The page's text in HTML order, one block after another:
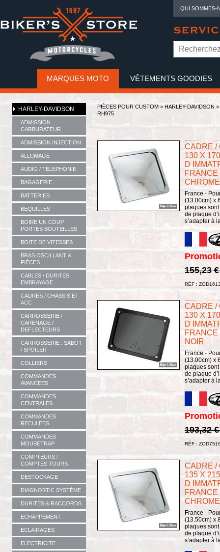
QUI SOMMES-
MARQUES MOTO VÊTEMENTS GOODIES
HARLEY-DAVIDSON
ADMISSION
CARBURATEUR
ADMISSION INJECTION
ALLUMAGE
AUDIO / TELEPHONIE
BAGAGERIE
BATTERIES
BEQUILLES
BOIRE UN COUP !
PORTES BOUTEILLES
BOITE DE VITESSES
BRAS OSCILLANT &
PIÈCES
CABLES / DURITES
EMBRAYAGE
CADRES / CHASSIS ET
ACC
CARROSSERIE /
CARENAGE /
DEFLECTEURS
CARROSSERIE : SABOT
/ SPOILER
COLLIERS
COMMANDES
AVANCEES
COMMANDES
CENTRALES
COMMANDES
RECULEES
COMMANDES
MOUSETRAP
COMPTEURS /
COMPTES TOURS
DESTOCKAGE
DIAGNOSTIC SYSTÈME
DURITES & RACCORDS
ECHAPPEMENT
ECLAIRAGES
ELECTRICITE
PIÈCES POUR CUSTOM > HARLEY-DAVIDSON >
RH975
CADRE /
130 X
D
FRANCE
CHROME
France -
(13.00cm) x
plaques
de plaque
s’adapter à
155,23
RÉF :
CADRE /
130 X
D
FRANCE
NOIR
France -
(13.00cm) x
plaques
de plaque
s’adapter à
193,32
RÉF :
CADRE /
135 X
D
FRANCE
CHROME
France -
(13.50cm) x
plaques
de plaque
s’adapter à